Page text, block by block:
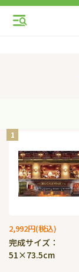
1
2,992円
完成サイズ：
51×73.5cm